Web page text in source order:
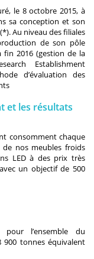
le 8 octobre 2015, à
sa conception et son
Au niveau des filiales
de son pôle
fin 2016 (gestion de la
Establishment
d’évaluation des
et les résultats
consomment chaque
de nos meubles froids
LED à des prix très
un objectif de 500
l’ensemble du
900 tonnes équivalent